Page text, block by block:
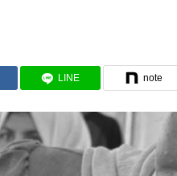
LINE note